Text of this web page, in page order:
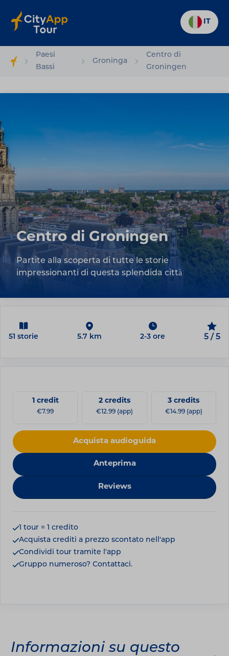
IT
Paesi
Bassi
Groninga
Centro di
Groningen
Centro di Groningen
Partite alla scoperta di tutte le storie
impressionanti di questa splendida città
51 storie 5.7 km 2-3 ore 5 / 5
1 credit
€7.99
2 credits
€12.99 (app)
3 credits
€14.99 (app)
Acquista audioguida
Anteprima
Reviews
1 tour = 1 credito
Acquista crediti a prezzo scontato nell'app
Condividi tour tramite l'app
Gruppo numeroso? Contattaci.
Informazioni su questo